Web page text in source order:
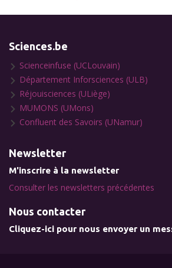
Sciences.be
Scienceinfuse (UCLouvain)
Département Inforsciences (ULB)
Réjouisciences (ULiège)
MUMONS (UMons)
Confluent des Savoirs (UNamur)
Newsletter
M'inscrire à la newsletter
Consulter les newsletters précédentes
Nous contacter
Cliquez-ici pour nous envoyer un